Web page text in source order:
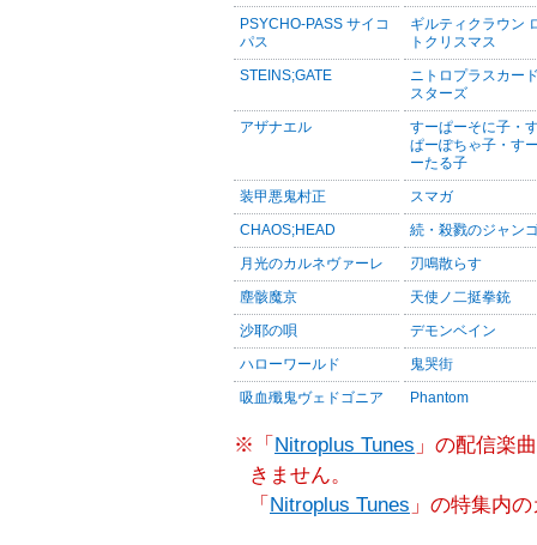
PSYCHO-PASS サイコ
パス
ギルティクラウン
トクリスマス
STEINS;GATE
ニトロプラスカー
スターズ
アザナエル
すーぱーそに子・
ぱーぽちゃ子・す
ーたる子
装甲悪鬼村正 スマガ
CHAOS;HEAD 続・殺戮のジャン
月光のカルネヴァーレ 刃鳴散らす
塵骸魔京 天使ノ二挺拳銃
沙耶の唄 デモンベイン
ハローワールド 鬼哭街
吸血殲鬼ヴェドゴニア Phantom
※「 Nitroplus Tunes 」の配信楽
きません。
「 Nitroplus Tunes 」の特集内